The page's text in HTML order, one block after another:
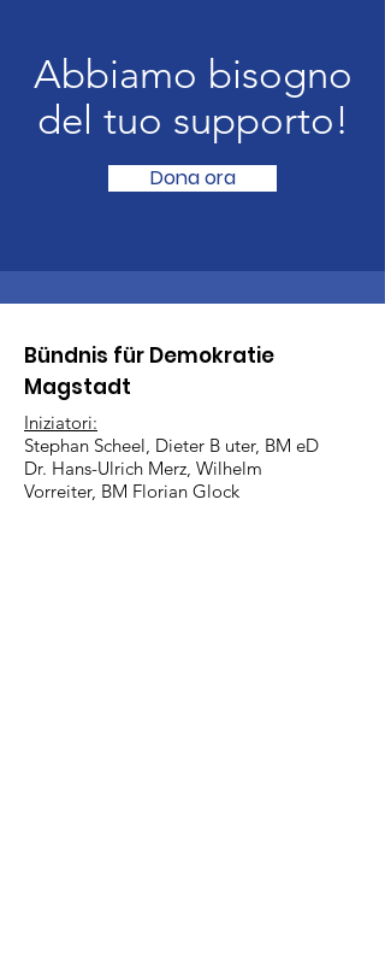
Abbiamo bisogno
del tuo supporto!
Dona ora
Bündnis für Demokratie
Magstadt
Iniziatori:
Stephan Scheel, Dieter B uter, BM eD
Dr. Hans-Ulrich Merz, Wilhelm
Vorreiter, BM Florian Glock